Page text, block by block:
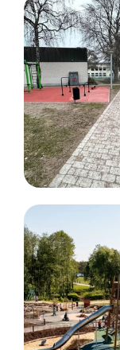
ligga lång tid på
Så du kan vara
produkt men
vårt lager.
Produkterna
beroende på
finns hos
har sålts
för att kunna
möjligt.
Du får en